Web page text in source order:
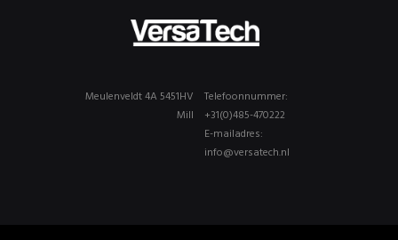
Telefoonnummer:
+31(0)485-470222
E-mailadres:
info@versatech.nl
Meulenveldt 4A 5451HV
Mill